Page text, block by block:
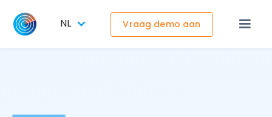
Vraag demo aan
NL